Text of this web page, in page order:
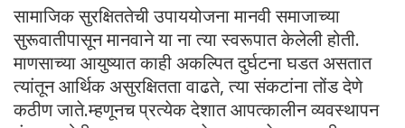
सामाजिक सुरक्षिततेची उपाययोजना मानवी समाजाच्या
सुरूवातीपासून मानवाने या ना त्या स्वरूपात केलेली होती.
माणसाच्या आयुष्यात काही अकल्पित दुर्घटना घडत असतात
त्यांतून आर्थिक असुरक्षितता वाढते, त्या संकटांना तोंड देणे
कठीण जाते.म्हणूनच प्रत्येक देशात आपत्कालीन व्यवस्थापन